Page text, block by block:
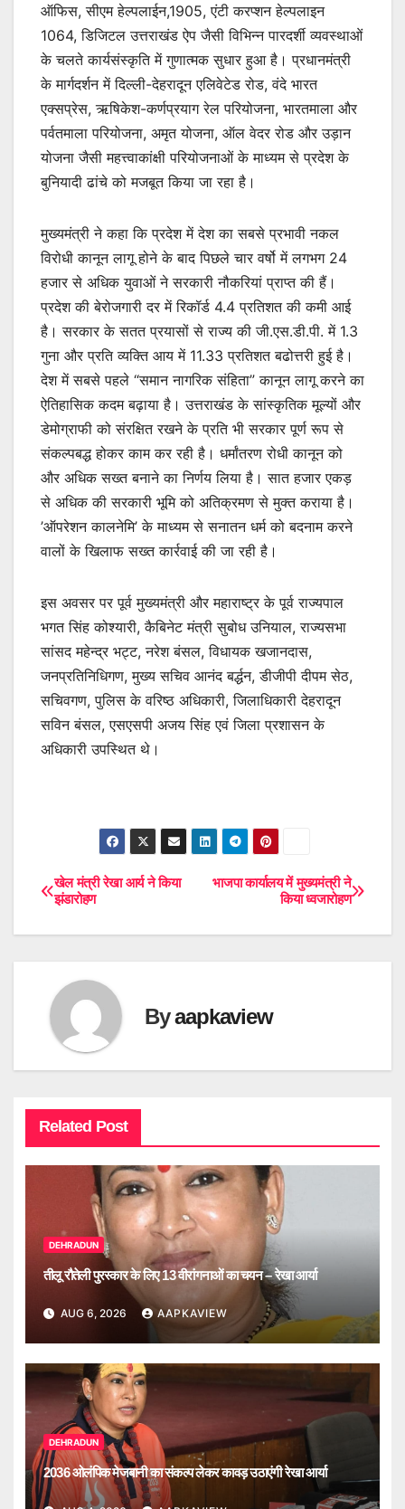
ऑफिस, सीएम हेल्पलाईन,1905, एंटी करप्शन हेल्पलाइन
1064, डिजिटल उत्तराखंड ऐप जैसी विभिन्न पारदर्शी व्यवस्थाओं
के चलते कार्यसंस्कृति में गुणात्मक सुधार हुआ है। प्रधानमंत्री
के मार्गदर्शन में दिल्ली-देहरादून एलिवेटेड रोड, वंदे भारत
एक्सप्रेस, ऋषिकेश-कर्णप्रयाग रेल परियोजना, भारतमाला और
पर्वतमाला परियोजना, अमृत योजना, ऑल वेदर रोड और उड़ान
योजना जैसी महत्त्वाकांक्षी परियोजनाओं के माध्यम से प्रदेश के
बुनियादी ढांचे को मजबूत किया जा रहा है।
मुख्यमंत्री ने कहा कि प्रदेश में देश का सबसे प्रभावी नकल
विरोधी कानून लागू होने के बाद पिछले चार वर्षो में लगभग 24
हजार से अधिक युवाओं ने सरकारी नौकरियां प्राप्त की हैं।
प्रदेश की बेरोजगारी दर में रिकॉर्ड 4.4 प्रतिशत की कमी आई
है। सरकार के सतत प्रयासों से राज्य की जी.एस.डी.पी. में 1.3
गुना और प्रति व्यक्ति आय में 11.33 प्रतिशत बढोत्तरी हुई है।
देश में सबसे पहले “समान नागरिक संहिता” कानून लागू करने का
ऐतिहासिक कदम बढ़ाया है। उत्तराखंड के सांस्कृतिक मूल्यों और
डेमोग्राफी को संरक्षित रखने के प्रति भी सरकार पूर्ण रूप से
संकल्पबद्ध होकर काम कर रही है। धर्मांतरण रोधी कानून को
और अधिक सख्त बनाने का निर्णय लिया है। सात हजार एकड़
से अधिक की सरकारी भूमि को अतिक्रमण से मुक्त कराया है।
’ऑपरेशन कालनेमि’ के माध्यम से सनातन धर्म को बदनाम करने
वालों के खिलाफ सख्त कार्रवाई की जा रही है।
इस अवसर पर पूर्व मुख्यमंत्री और महाराष्ट्र के पूर्व राज्यपाल
भगत सिंह कोश्यारी, कैबिनेट मंत्री सुबोध उनियाल, राज्यसभा
सांसद महेन्द्र भट्ट, नरेश बंसल, विधायक खजानदास,
जनप्रतिनिधिगण, मुख्य सचिव आनंद बर्द्धन, डीजीपी दीपम सेठ,
सचिवगण, पुलिस के वरिष्ठ अधिकारी, जिलाधिकारी देहरादून
सविन बंसल, एसएसपी अजय सिंह एवं जिला प्रशासन के
अधिकारी उपस्थित थे।
Post
navigation
भाजपा कार्यालय में मुख्यमंत्री ने
किया ध्वजारोहण
खेल मंत्री रेखा आर्य ने किया
झंडारोहण
Byaapkaview
Related Post
DEHRADUN
तीलू रौतेली पुरस्कार के लिए 13 वीरांगनाओं का चयन – रेखा आर्या
AUG 6, 2026 AAPKAVIEW
DEHRADUN
2036 ओलंपिक मेजबानी का संकल्प लेकर कावड़ उठाएंगी रेखा आर्या